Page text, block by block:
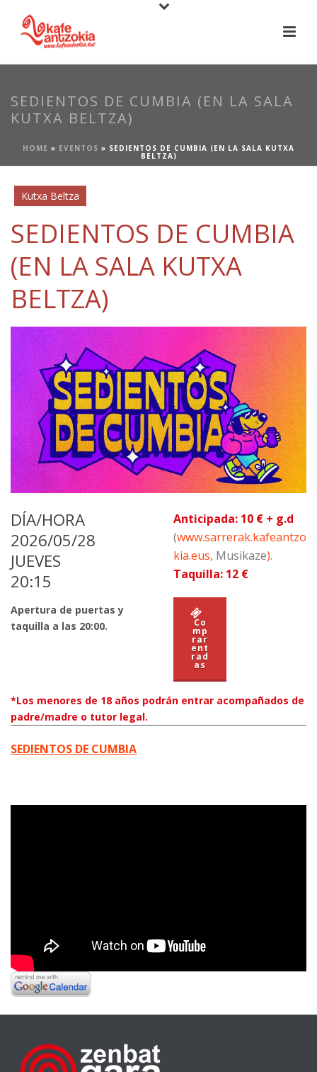
SEDIENTOS DE CUMBIA (EN LA SALA
KUTXA BELTZA)
HOME » EVENTOS » SEDIENTOS DE CUMBIA (EN LA SALA KUTXA
BELTZA)
Kutxa Beltza
SEDIENTOS DE CUMBIA
(EN LA SALA KUTXA
BELTZA)
DÍA/HORA
2026/05/28
JUEVES
20:15
Apertura de puertas y
taquilla a las 20:00.
Anticipada: 10 € + g.d
(www.sarrerak.kafeantzo
kia.eus, Musikaze).
Taquilla: 12 €
Co
mp
rar
ent
rad
as
*Los menores de 18 años podrán entrar acompañados de
padre/madre o tutor legal.
SEDIENTOS DE CUMBIA